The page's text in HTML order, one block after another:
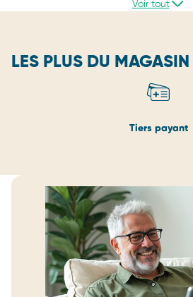
Voir tout
LES PLUS DU MAGASIN
Tiers payant